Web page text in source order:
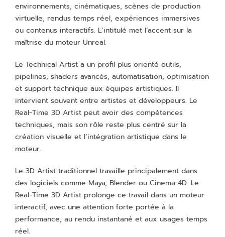
environnements, cinématiques, scènes de production
virtuelle, rendus temps réel, expériences immersives
ou contenus interactifs. L’intitulé met l’accent sur la
maîtrise du moteur Unreal.
Le Technical Artist a un profil plus orienté outils,
pipelines, shaders avancés, automatisation, optimisation
et support technique aux équipes artistiques. Il
intervient souvent entre artistes et développeurs. Le
Real-Time 3D Artist peut avoir des compétences
techniques, mais son rôle reste plus centré sur la
création visuelle et l’intégration artistique dans le
moteur.
Le 3D Artist traditionnel travaille principalement dans
des logiciels comme Maya, Blender ou Cinema 4D. Le
Real-Time 3D Artist prolonge ce travail dans un moteur
interactif, avec une attention forte portée à la
performance, au rendu instantané et aux usages temps
réel.